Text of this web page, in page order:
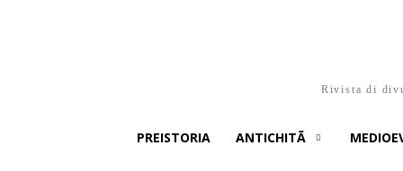
Rivista di
PREISTORIA ANTICHITÃ